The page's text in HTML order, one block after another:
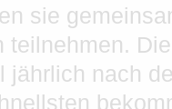
sie
teilnehmen.
jährlich nach